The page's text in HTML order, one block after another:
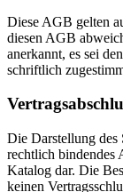
Diese AGB gelten
diesen AGB
anerkannt, es sei
schriftlich
Die Darstellung des
rechtlich bindendes
Katalog dar. Die
keinen